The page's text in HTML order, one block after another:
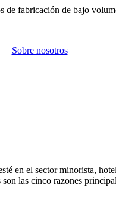
de fabricación de bajo
Sobre nosotros
en el sector minorista,
las cinco razones